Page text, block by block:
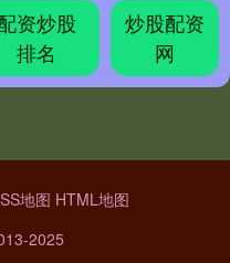
资炒股
排名
炒股配资
网
地图 HTML地图
2025